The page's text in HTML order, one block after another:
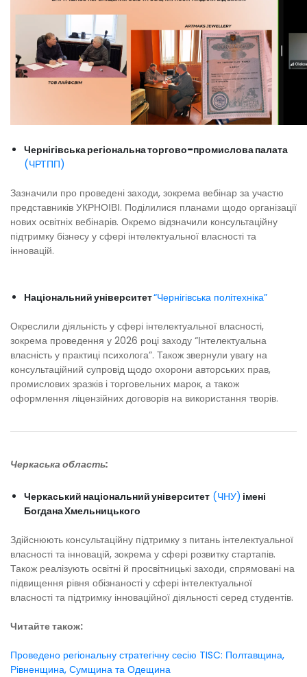
Чернігівська регіональна торгово-промислова палата
(ЧРТПП)
Зазначили про проведені заходи, зокрема вебінар за участю
представників УКРНОІВІ. Поділилися планами щодо організації
нових освітніх вебінарів. Окремо відзначили консультаційну
підтримку бізнесу у сфері інтелектуальної власності та
інновацій.
Національний університет“Чернігівська політехніка”
Окреслили діяльність у сфері інтелектуальної власності,
зокрема проведення у 2026 році заходу “Інтелектуальна
власність у практиці психолога”. Також звернули увагу на
консультаційний супровід щодо охорони авторських прав,
промислових зразків і торговельних марок, а також
оформлення ліцензійних договорів на використання творів.
Черкаська область:
Черкаський національний університет (ЧНУ) імені
Богдана Хмельницького
Здійснюють консультаційну підтримку з питань інтелектуальної
власності та інновацій, зокрема у сфері розвитку стартапів.
Також реалізують освітні й просвітницькі заходи, спрямовані на
підвищення рівня обізнаності у сфері інтелектуальної
власності та підтримку інноваційної діяльності серед студентів.
Читайте також:
Проведено регіональну стратегічну сесію TISC: Полтавщина,
Рівненщина, Сумщина та Одещина